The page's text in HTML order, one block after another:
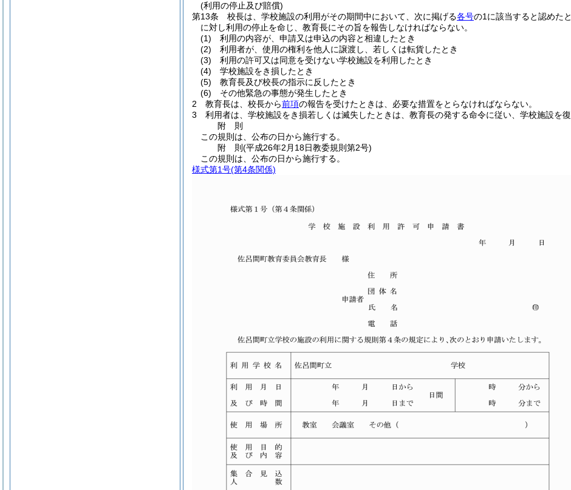
(利用の停止及び賠償)
第13条
校長は、学校施設の利用がその期間中において、次に掲げる各号の1に該当すると認めた
に対し利用の停止を命じ、教育長にその旨を報告しなければならない。
(1)
利用の内容が、申請又は申込の内容と相違したとき
(2)
利用者が、使用の権利を他人に譲渡し、若しくは転貨したとき
(3)
利用の許可又は同意を受けない学校施設を利用したとき
(4)
学校施設をき損したとき
(5)
教育長及び校長の指示に反したとき
(6)
その他緊急の事態が発生したとき
2
教育長は、校長から前項の報告を受けたときは、必要な措置をとらなければならない。
3
利用者は、学校施設をき損若しくは滅失したときは、教育長の発する命令に従い、学校施設を
附 則
この規則は、公布の日から施行する。
附 則(平成26年2月18日教委規則第2号)
この規則は、公布の日から施行する。
様式第1号(第4条関係)